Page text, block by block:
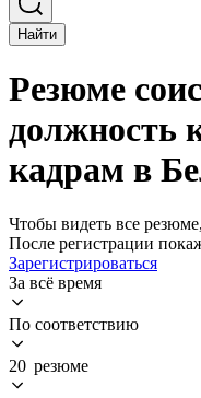
Найти
Резюме
должность
кадрам в
Чтобы видеть все
После регистрации
Зарегистрироваться
За всё время
По соответствию
20 резюме